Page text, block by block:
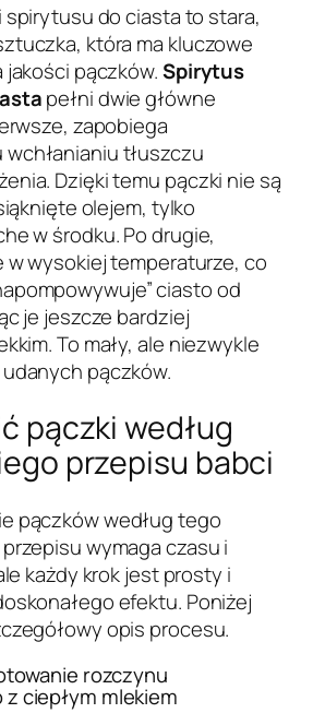
spirytusu do ciasta to stara,
która ma kluczowe
pączków.Spirytus
pełni dwie główne
zapobiega
tłuszczu
Dzięki temu pączki nie są
olejem, tylko
w środku. Po drugie,
w wysokiej temperaturze, co
ciasto od
je jeszcze bardziej
To mały, ale niezwykle
pączków.
pączki według
przepisu babci
pączków według tego
wymaga czasu i
każdy krok jest prosty i
efektu. Poniżej
opis procesu.
rozczynu
ciepłym mlekiem